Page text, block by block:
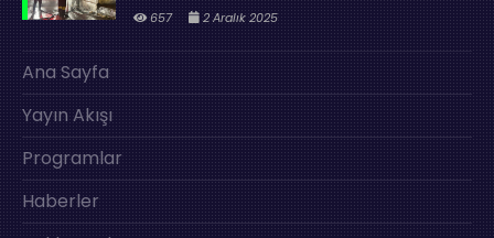
657 2 Aralık 2025
Ana Sayfa
Yayın Akışı
Programlar
Haberler